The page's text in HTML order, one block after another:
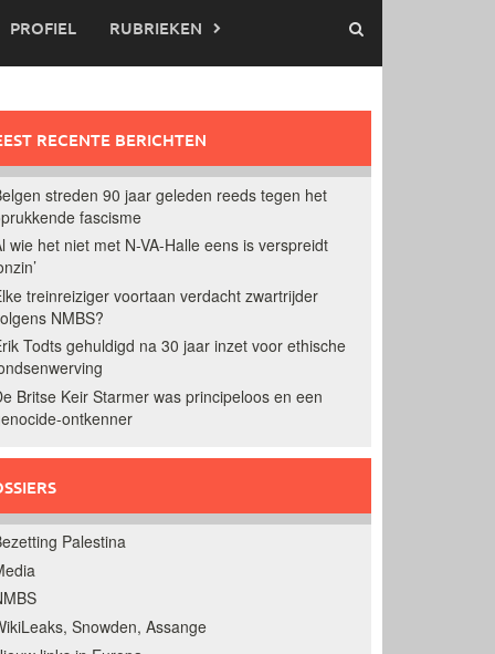
PROFIEL RUBRIEKEN
RECENTE BERICHTEN
streden 90 jaar geleden reeds tegen het
fascisme
wie het niet met N-VA-Halle eens is verspreidt
treinreiziger voortaan verdacht zwartrijder
NMBS?
Todts gehuldigd na 30 jaar inzet voor ethische
Britse Keir Starmer was principeloos en een
ontkenner
Palestina
Snowden, Assange